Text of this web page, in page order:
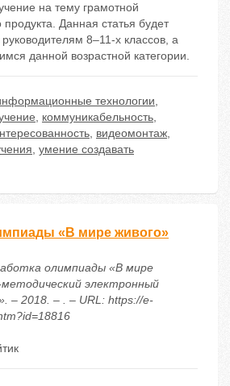
на тему грамотной
продукта. Данная статья будет
8–11-х классов, а
данной возрастной категории.
технологии,
, коммуникабельность,
, видеомонтаж,
, умение создавать
«В мире живого»
олимпиады «В мире
электронный
– 2018. – . – URL: https://e-